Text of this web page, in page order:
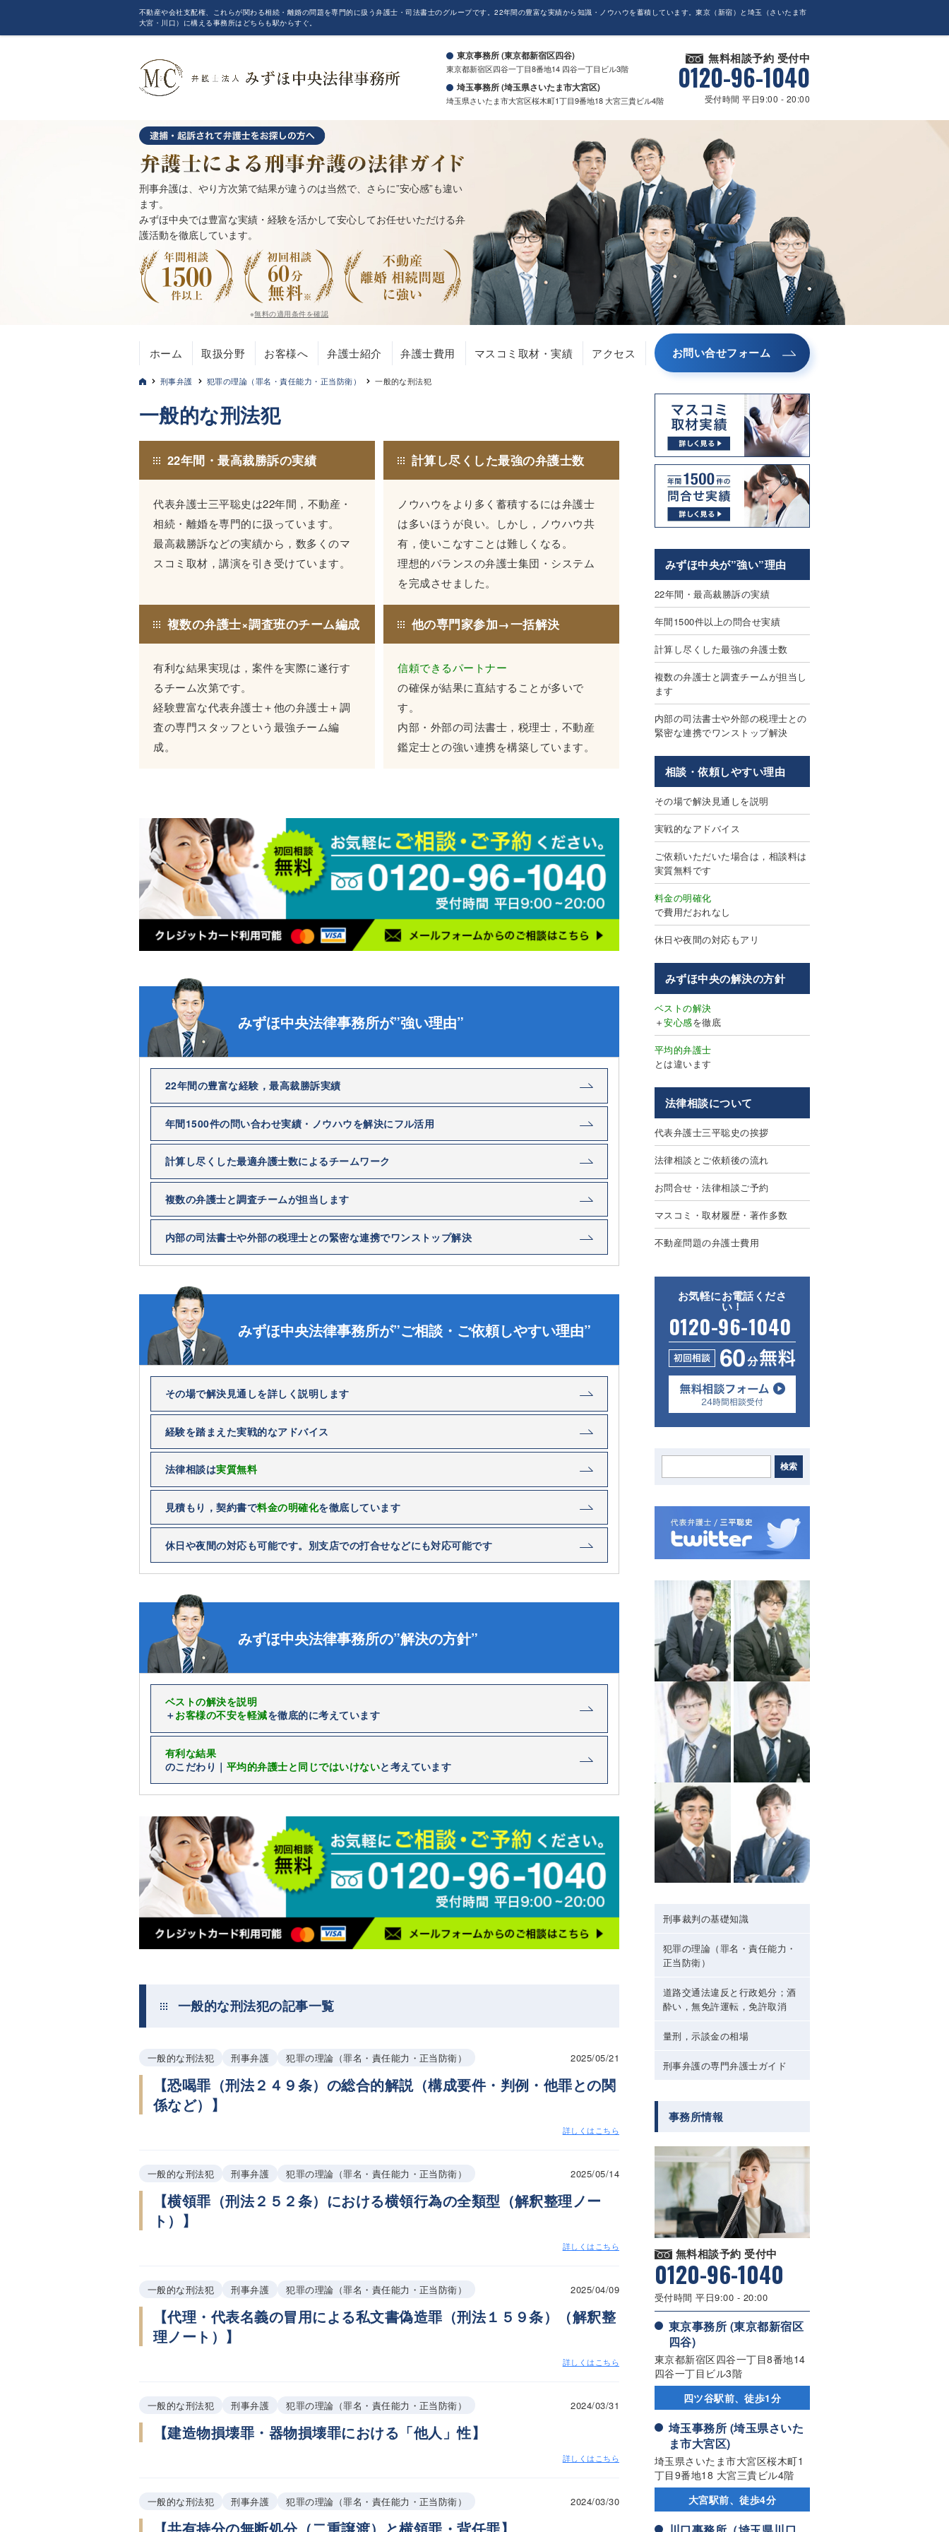
不動産や会社支配権、これらが関わる相続・離婚の問題を専門的に扱う弁護士・司法書士のグループです。22年間の豊富な実績から知識・ノウハウを蓄積しています。東京（新宿）と埼玉（さいたま市
大宮・川口）に構える事務所はどちらも駅からすぐ。
東京事務所 (東京都新宿区四谷)
東京都新宿区四谷一丁目8番地14 四谷一丁目ビル3階
埼玉事務所 (埼玉県さいたま市大宮区)
埼玉県さいたま市大宮区桜木町1丁目9番地18 大宮三貴ビル4階
無料相談予約 受付中
0120-96-1040
受付時間 平日9:00 - 20:00
刑事弁護は、やり方次第で結果が違うのは当然で、さらに”安心感”も違い
ます。
みずほ中央では豊富な実績・経験を活かして安心してお任せいただける弁
護活動を徹底しています。
※無料の適用条件を確認
ホーム 取扱分野 お客様へ 弁護士紹介 弁護士費用 マスコミ取材・実績 アクセス お問い合せフォーム
刑事弁護 犯罪の理論（罪名・責任能力・正当防衛） 一般的な刑法犯
一般的な刑法犯
22年間・最高裁勝訴の実績
代表弁護士三平聡史は22年間，不動産・
相続・離婚を専門的に扱っています。
最高裁勝訴などの実績から，数多くのマ
スコミ取材，講演を引き受けています。
計算し尽くした最強の弁護士数
ノウハウをより多く蓄積するには弁護士
は多いほうが良い。しかし，ノウハウ共
有，使いこなすことは難しくなる。
理想的バランスの弁護士集団・システム
を完成させました。
複数の弁護士×調査班のチーム編成
有利な結果実現は，案件を実際に遂行す
るチーム次第です。
経験豊富な代表弁護士＋他の弁護士＋調
査の専門スタッフという最強チーム編
成。
他の専門家参加→一括解決
信頼できるパートナー
の確保が結果に直結することが多いで
す。
内部・外部の司法書士，税理士，不動産
鑑定士との強い連携を構築しています。
みずほ中央法律事務所が”強い理由”
22年間の豊富な経験，最高裁勝訴実績
年間1500件の問い合わせ実績・ノウハウを解決にフル活用
計算し尽くした最適弁護士数によるチームワーク
複数の弁護士と調査チームが担当します
内部の司法書士や外部の税理士との緊密な連携でワンストップ解決
みずほ中央法律事務所が”ご相談・ご依頼しやすい理由”
その場で解決見通しを詳しく説明します
経験を踏まえた実戦的なアドバイス
法律相談は実質無料
見積もり，契約書で料金の明確化を徹底しています
休日や夜間の対応も可能です。別支店での打合せなどにも対応可能です
みずほ中央法律事務所の”解決の方針”
ベストの解決を説明
＋お客様の不安を軽減を徹底的に考えています
有利な結果
のこだわり｜ 平均的弁護士と同じではいけないと考えています
一般的な刑法犯の記事一覧
一般的な刑法犯 刑事弁護 犯罪の理論（罪名・責任能力・正当防衛） 2025/05/21
【恐喝罪（刑法２４９条）の総合的解説（構成要件・判例・他罪との関
係など）】
詳しくはこちら
一般的な刑法犯 刑事弁護 犯罪の理論（罪名・責任能力・正当防衛） 2025/05/14
【横領罪（刑法２５２条）における横領行為の全類型（解釈整理ノー
ト）】
詳しくはこちら
一般的な刑法犯 刑事弁護 犯罪の理論（罪名・責任能力・正当防衛） 2025/04/09
【代理・代表名義の冒用による私文書偽造罪（刑法１５９条）（解釈整
理ノート）】
詳しくはこちら
一般的な刑法犯 刑事弁護 犯罪の理論（罪名・責任能力・正当防衛） 2024/03/31
【建造物損壊罪・器物損壊罪における「他人」性】
詳しくはこちら
一般的な刑法犯 刑事弁護 犯罪の理論（罪名・責任能力・正当防衛） 2024/03/30
みずほ中央が”強い”理由
22年間・最高裁勝訴の実績
年間1500件以上の問合せ実績
計算し尽くした最強の弁護士数
複数の弁護士と調査チームが担当し
ます
内部の司法書士や外部の税理士との
緊密な連携でワンストップ解決
相談・依頼しやすい理由
その場で解決見通しを説明
実戦的なアドバイス
ご依頼いただいた場合は，相談料は
実質無料です
料金の明確化
で費用だおれなし
休日や夜間の対応もアリ
みずほ中央の解決の方針
ベストの解決
＋安心感を徹底
平均的弁護士
とは違います
法律相談について
代表弁護士三平聡史の挨拶
法律相談とご依頼後の流れ
お問合せ・法律相談ご予約
マスコミ・取材履歴・著作多数
不動産問題の弁護士費用
お気軽にお電話くださ
い！
0120-96-1040
検索
刑事裁判の基礎知識
犯罪の理論（罪名・責任能力・
正当防衛）
道路交通法違反と行政処分；酒
酔い，無免許運転，免許取消
量刑，示談金の相場
刑事弁護の専門弁護士ガイド
事務所情報
無料相談予約 受付中
0120-96-1040
受付時間 平日9:00 - 20:00
東京事務所 (東京都新宿区
四谷)
東京都新宿区四谷一丁目8番地14
四谷一丁目ビル3階
四ツ谷駅前、徒歩1分
埼玉事務所 (埼玉県さいた
ま市大宮区)
埼玉県さいたま市大宮区桜木町1
丁目9番地18 大宮三貴ビル4階
大宮駅前、徒歩4分